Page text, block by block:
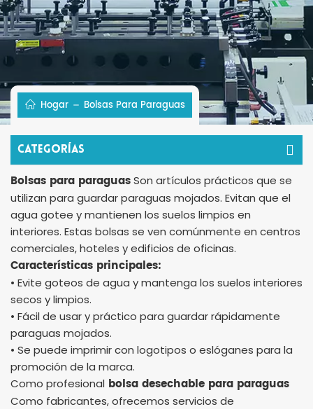
Hogar Bolsas Para Paraguas
Categorías
Bolsas para paraguasSon artículos prácticos que se
utilizan para guardar paraguas mojados. Evitan que el
agua gotee y mantienen los suelos limpios en
interiores. Estas bolsas se ven comúnmente en centros
comerciales, hoteles y edificios de oficinas.
Características principales:
• Evite goteos de agua y mantenga los suelos interiores
secos y limpios.
• Fácil de usar y práctico para guardar rápidamente
paraguas mojados.
• Se puede imprimir con logotipos o eslóganes para la
promoción de la marca.
Como profesional bolsa desechable para paraguas
Como fabricantes, ofrecemos servicios de